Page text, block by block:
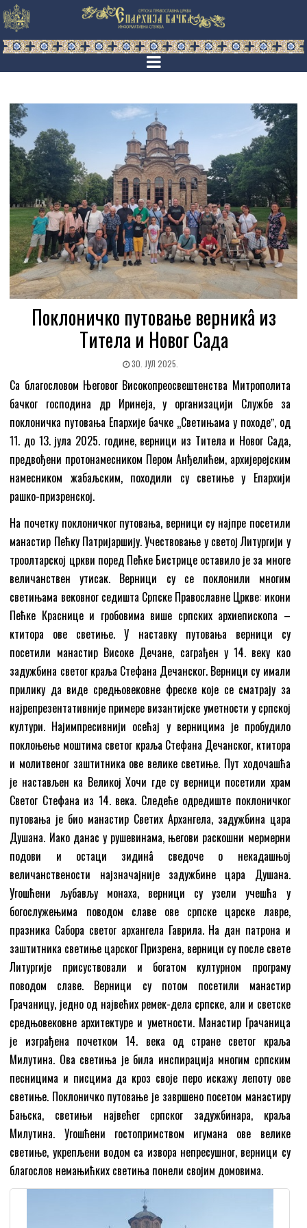
Поклоничко путовање верникâ из
Титела и Новог Сада
30. ЈУЛ 2025.
Са благословом Његовог Високопреосвештенства Митрополита
бачког господина др Иринеја, у организацији Службе за
поклоничка путовања Епархије бачке „Светињама у походеˮ, од
11. до 13. јула 2025. године, верници из Титела и Новог Сада,
предвођени протонамесником Пером Анђелићем, архијерејским
намесником жабаљским, походили су светиње у Епархији
рашко-призренској.
На почетку поклоничког путовања, верници су најпре посетили
манастир Пећку Патријаршију. Учествовање у светој Литургији у
троолтарској цркви поред Пећке Бистрице оставило је за многе
величанствен утисак. Верници су се поклонили многим
светињама вековног седишта Српске Православне Цркве: икони
Пећке Краснице и гробовима више српских архиепископа –
ктитора ове светиње. У наставку путовања верници су
посетили манастир Високе Дечане, саграђен у 14. веку као
задужбина светог краља Стефана Дечанског. Верници су имали
прилику да виде средњовековне фреске које се сматрају за
најрепрезентативније примере византијске уметности у српској
култури. Најимпресивнији осећај у верницима је пробудило
поклоњење моштима светог краља Стефана Дечанског, ктитора
и молитвеног заштитника ове велике светиње. Пут ходочашћа
је настављен ка Великој Хочи где су верници посетили храм
Светог Стефана из 14. века. Следеће одредиште поклоничког
путовања је био манастир Светих Архангела, задужбина цара
Душана. Иако данас у рушевинама, његови раскошни мермерни
подови и остаци зидинâ сведоче о некадашњој
величанствености најзначајније задужбине цара Душана.
Угошћени љубављу монаха, верници су узели учешћа у
богослужењима поводом славе ове српске царске лавре,
празника Сабора светог архангела Гаврила. На дан патрона и
заштитника светиње царског Призрена, верници су после свете
Литургије присуствовали и богатом културном програму
поводом славе. Верници су потом посетили манастир
Грачаницу, једно од највећих ремек-дела српске, али и светске
средњовековне архитектуре и уметности. Манастир Грачаница
је изграђена почетком 14. века од стране светог краља
Милутина. Ова светиња је била инспирација многим српским
песницима и писцима да кроз своје перо искажу лепоту ове
светиње. Поклоничко путовање је завршено посетом манастиру
Бањска, светињи највећег српског задужбинара, краља
Милутина. Угошћени гостопримством игумана ове велике
светиње, укрепљени водом са извора непресушног, верници су
благослов немањићких светиња понели својим домовима.